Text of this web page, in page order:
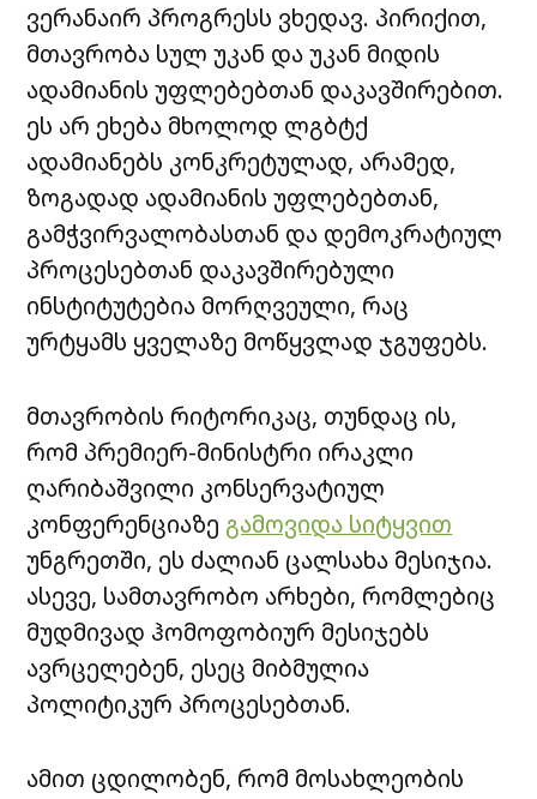
ვერანაირ პროგრესს ვხედავ. პირიქით,
მთავრობა სულ უკან და უკან მიდის
ადამიანის უფლებებთან დაკავშირებით.
ეს არ ეხება მხოლოდ ლგბტქ
ადამიანებს კონკრეტულად, არამედ,
ზოგადად ადამიანის უფლებებთან,
გამჭვირვალობასთან და დემოკრატიულ
პროცესებთან დაკავშირებული
ინსტიტუტებია მორღვეული, რაც
ურტყამს ყველაზე მოწყვლად ჯგუფებს.
მთავრობის რიტორიკაც, თუნდაც ის,
რომ პრემიერ-მინისტრი ირაკლი
ღარიბაშვილი კონსერვატიულ
კონფერენციაზე გამოვიდა სიტყვით
უნგრეთში, ეს ძალიან ცალსახა მესიჯია.
ასევე, სამთავრობო არხები, რომლებიც
მუდმივად ჰომოფობიურ მესიჯებს
ავრცელებენ, ესეც მიბმულია
პოლიტიკურ პროცესებთან.
ამით ცდილობენ, რომ მოსახლეობის